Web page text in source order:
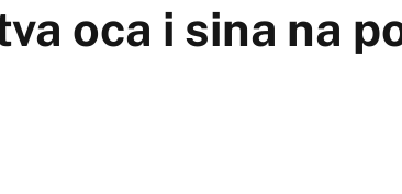
oca i sina na